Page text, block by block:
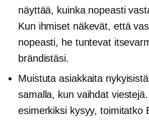
näyttää, kuinka nopeasti
Kun ihmiset näkevät, että
nopeasti, he tuntevat
brändistäsi.
Muistuta asiakkaita
samalla, kun vaihdat
esimerkiksi kysyy, toimitatko